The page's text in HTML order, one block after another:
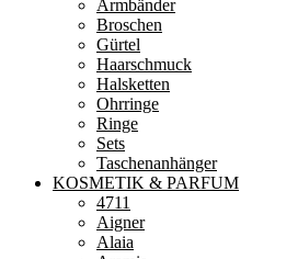
Armbänder
Broschen
Gürtel
Haarschmuck
Halsketten
Ohrringe
Ringe
Sets
Taschenanhänger
KOSMETIK & PARFUM
4711
Aigner
Alaia